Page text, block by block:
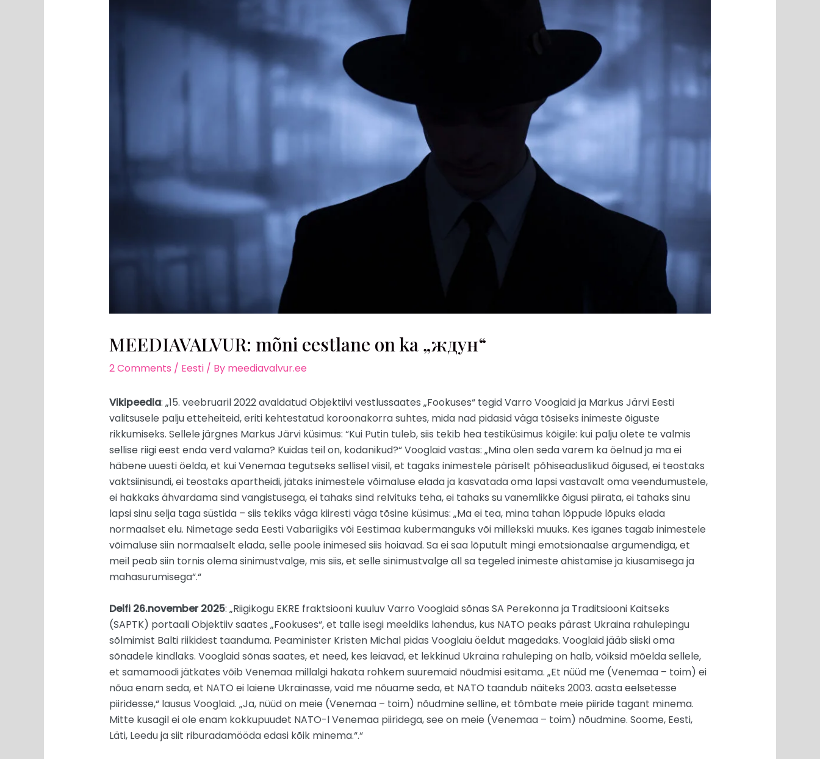
MEEDIAVALVUR: mõni eestlane on ka „ждун“
2 Comments / Eesti/ By meediavalvur.ee
Vikipeedia: „15. veebruaril 2022 avaldatud Objektiivi vestlussaates „Fookuses“ tegid Varro Vooglaid ja Markus Järvi Eesti
valitsusele palju etteheiteid, eriti kehtestatud koroonakorra suhtes, mida nad pidasid väga tõsiseks inimeste õiguste
rikkumiseks. Sellele järgnes Markus Järvi küsimus: “Kui Putin tuleb, siis tekib hea testiküsimus kõigile: kui palju olete te valmis
sellise riigi eest enda verd valama? Kuidas teil on, kodanikud?“ Vooglaid vastas: „Mina olen seda varem ka öelnud ja ma ei
häbene uuesti öelda, et kui Venemaa tegutseks sellisel viisil, et tagaks inimestele päriselt põhiseaduslikud õigused, ei teostaks
vaktsiinisundi, ei teostaks apartheidi, jätaks inimestele võimaluse elada ja kasvatada oma lapsi vastavalt oma veendumustele,
ei hakkaks ähvardama sind vangistusega, ei tahaks sind relvituks teha, ei tahaks su vanemlikke õigusi piirata, ei tahaks sinu
lapsi sinu selja taga süstida – siis tekiks väga kiiresti väga tõsine küsimus: „Ma ei tea, mina tahan lõppude lõpuks elada
normaalset elu. Nimetage seda Eesti Vabariigiks või Eestimaa kubermanguks või millekski muuks. Kes iganes tagab inimestele
võimaluse siin normaalselt elada, selle poole inimesed siis hoiavad. Sa ei saa lõputult mingi emotsionaalse argumendiga, et
meil peab siin tornis olema sinimustvalge, mis siis, et selle sinimustvalge all sa tegeled inimeste ahistamise ja kiusamisega ja
mahasurumisega“.“
Delfi 26.november 2025: „Riigikogu EKRE fraktsiooni kuuluv Varro Vooglaid sõnas SA Perekonna ja Traditsiooni Kaitseks
(SAPTK) portaali Objektiiv saates „Fookuses“, et talle isegi meeldiks lahendus, kus NATO peaks pärast Ukraina rahulepingu
sõlmimist Balti riikidest taanduma. Peaminister Kristen Michal pidas Vooglaiu öeldut magedaks. Vooglaid jääb siiski oma
sõnadele kindlaks. Vooglaid sõnas saates, et need, kes leiavad, et lekkinud Ukraina rahuleping on halb, võiksid mõelda sellele,
et samamoodi jätkates võib Venemaa millalgi hakata rohkem suuremaid nõudmisi esitama. „Et nüüd me (Venemaa – toim) ei
nõua enam seda, et NATO ei laiene Ukrainasse, vaid me nõuame seda, et NATO taandub näiteks 2003. aasta eelsetesse
piiridesse,“ lausus Vooglaid. „Ja, nüüd on meie (Venemaa – toim) nõudmine selline, et tõmbate meie piiride tagant minema.
Mitte kusagil ei ole enam kokkupuudet NATO-l Venemaa piiridega, see on meie (Venemaa – toim) nõudmine. Soome, Eesti,
Läti, Leedu ja siit riburadamööda edasi kõik minema.“.“